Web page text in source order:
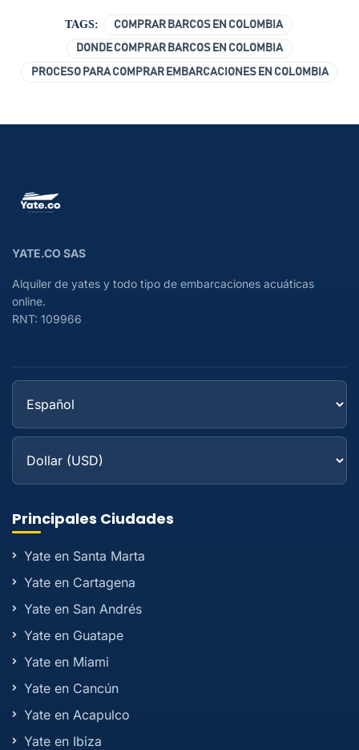
TAGS: COMPRAR BARCOS EN COLOMBIA
DONDE COMPRAR BARCOS EN COLOMBIA
PROCESO PARA COMPRAR EMBARCACIONES EN COLOMBIA
YATE.CO SAS
Alquiler de yates y todo tipo de embarcaciones acuáticas
online.
RNT: 109966
Principales Ciudades
Yate en Santa Marta
Yate en Cartagena
Yate en San Andrés
Yate en Guatape
Yate en Miami
Yate en Cancún
Yate en Acapulco
Yate en Ibiza